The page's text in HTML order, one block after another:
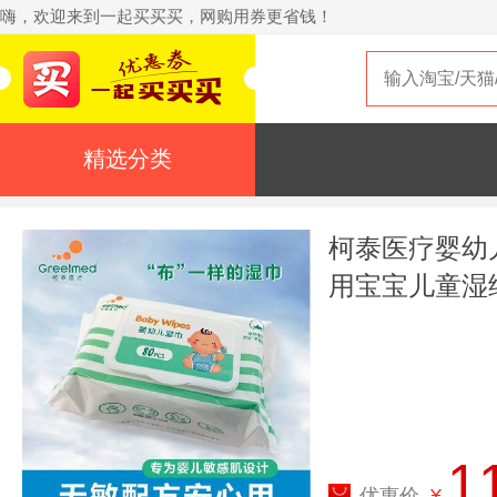
嗨，欢迎来到一起买买买，网购用券更省钱！
精选分类
柯泰医疗婴幼
用宝宝儿童